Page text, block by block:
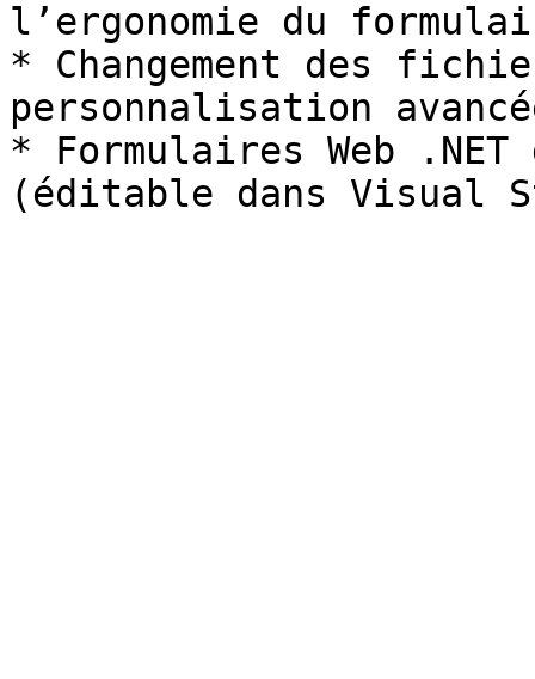
l’ergonomie du
* Changement des
personnalisation
* Formulaires Web